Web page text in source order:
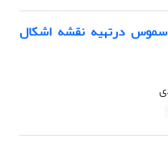
درتهیه نقشه اشکال